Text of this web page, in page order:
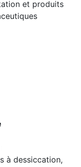
et produits
à dessiccation,